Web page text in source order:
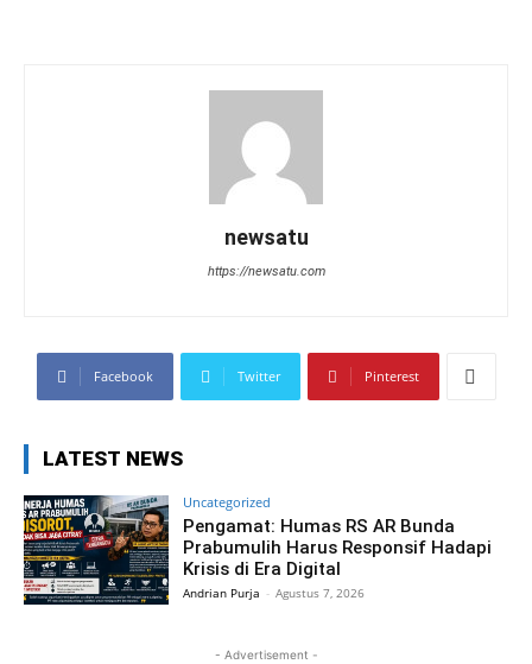
newsatu
https://newsatu.com
Facebook Twitter Pinterest
LATEST NEWS
Uncategorized
Pengamat: Humas RS AR Bunda
Prabumulih Harus Responsif Hadapi
Krisis di Era Digital
Andrian Purja - Agustus 7, 2026
- Advertisement -